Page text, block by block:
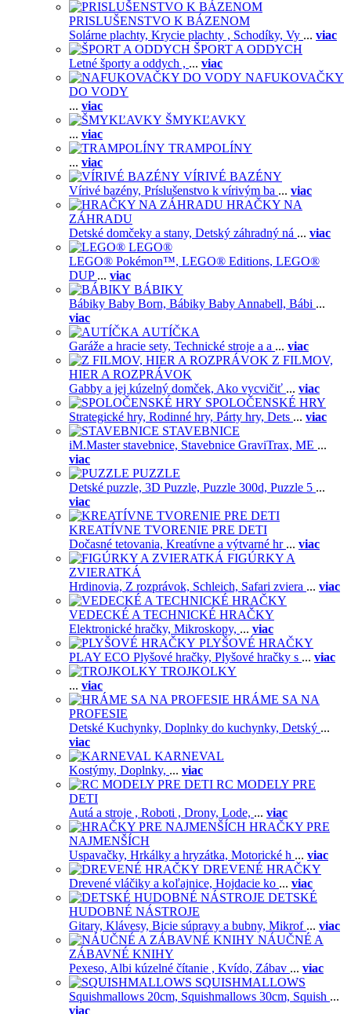
PRISLUŠENSTVO K BÁZENOM
Solárne plachty, Krycie plachty , Schodíky, Vy ... viac
ŠPORT A ODDYCH
Letné športy a oddych , ... viac
NAFUKOVAČKY
DO VODY
... viac
ŠMYKĽAVKY
... viac
TRAMPOLÍNY
... viac
VÍRIVÉ BAZÉNY
Vírivé bazény, Príslušenstvo k vírivým ba ... viac
HRAČKY NA
ZÁHRADU
Detské domčeky a stany, Detský záhradný ná ... viac
LEGO®
LEGO® Pokémon™, LEGO® Editions, LEGO®
DUP ... viac
BÁBIKY
Bábiky Baby Born, Bábiky Baby Annabell, Bábi ...
viac
AUTÍČKA
Garáže a hracie sety, Technické stroje a a ... viac
Z FILMOV,
HIER A ROZPRÁVOK
Gabby a jej kúzelný domček, Ako vycvičiť ... viac
SPOLOČENSKÉ HRY
Strategické hry, Rodinné hry, Párty hry, Dets ... viac
STAVEBNICE
iM.Master stavebnice, Stavebnice GraviTrax, ME ...
viac
PUZZLE
Detské puzzle, 3D Puzzle, Puzzle 300d, Puzzle 5 ...
viac
KREATÍVNE TVORENIE PRE DETI
Dočasné tetovania, Kreatívne a výtvarné hr ... viac
FIGÚRKY A
ZVIERATKÁ
Hrdinovia, Z rozprávok, Schleich, Safari zviera ... viac
VEDECKÉ A TECHNICKÉ HRAČKY
Elektronické hračky, Mikroskopy, ... viac
PLYŠOVÉ HRAČKY
PLAY ECO Plyšové hračky, Plyšové hračky s ... viac
TROJKOLKY
... viac
HRÁME SA NA
PROFESIE
Detské Kuchynky, Doplnky do kuchynky, Detský ...
viac
KARNEVAL
Kostýmy, Doplnky, ... viac
RC MODELY PRE
DETI
Autá a stroje , Roboti , Drony, Lode, ... viac
HRAČKY PRE
NAJMENŠÍCH
Uspavačky, Hrkálky a hryzátka, Motorické h ... viac
DREVENÉ HRAČKY
Drevené vláčiky a koľajnice, Hojdacie ko ... viac
DETSKÉ
HUDOBNÉ NÁSTROJE
Gitary, Klávesy, Bicie súpravy a bubny, Mikrof ... viac
NÁUČNÉ A
ZÁBAVNÉ KNIHY
Pexeso, Albi kúzelné čítanie , Kvído, Zábav ... viac
SQUISHMALLOWS
Squishmallows 20cm, Squishmallows 30cm, Squish ...
viac